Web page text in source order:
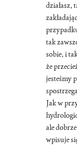
działasz,
tak
sobie, i
że
jesteśmy
Jak w
ale
wpisuje